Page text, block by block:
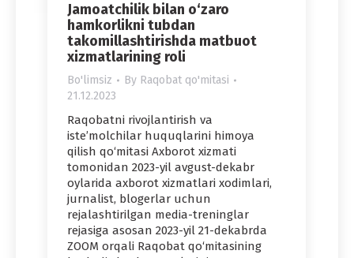
Jamoatchilik bilan o‘zaro
hamkorlikni tubdan
takomillashtirishda matbuot
xizmatlarining roli
Bo'limsiz By Raqobat qo'mitasi
21.12.2023
Raqobatni rivojlantirish va
iste’molchilar huquqlarini himoya
qilish qo‘mitasi Axborot xizmati
tomonidan 2023-yil avgust-dekabr
oylarida axborot xizmatlari xodimlari,
jurnalist, blogerlar uchun
rejalashtirilgan media-treninglar
rejasiga asosan 2023-yil 21-dekabrda
ZOOM orqali Raqobat qo‘mitasining